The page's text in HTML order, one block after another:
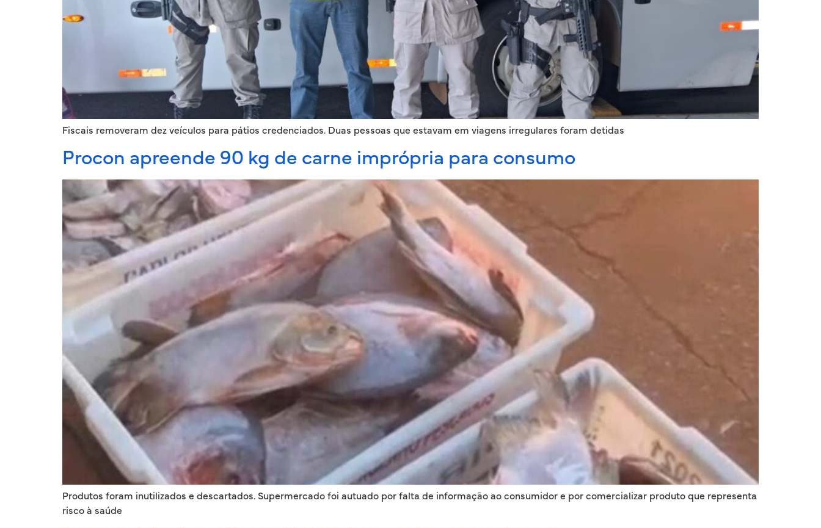
Fiscais removeram dez veículos para pátios credenciados. Duas pessoas que estavam em viagens irregulares foram detidas
Procon apreende 90 kg de carne imprópria para consumo
Produtos foram inutilizados e descartados. Supermercado foi autuado por falta de informação ao consumidor e por comercializar produto que representa
risco à saúde